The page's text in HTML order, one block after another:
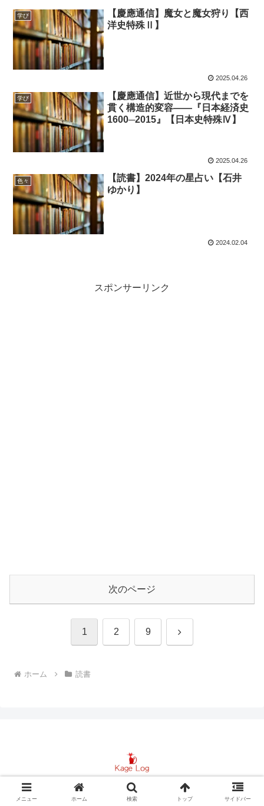
学び
【慶應通信】魔女と魔女狩り【西
洋史特殊Ⅱ】
2025.04.26
学び
【慶應通信】近世から現代までを
貫く構造的変容――『日本経済史
1600─2015』【日本史特殊Ⅳ】
2025.04.26
色々
【読書】2024年の星占い【石井
ゆかり】
2024.02.04
スポンサーリンク
次のページ
1 2 9 次
ホーム 読書
© 2017 Kage Log.
メニュー ホーム 検索 トップ サイドバー